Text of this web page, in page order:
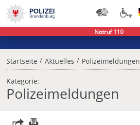
Startseite / Aktuelles / Polizeimeldungen
Kategorie:
Polizeimeldungen
Notruf 110